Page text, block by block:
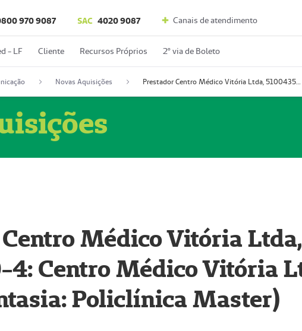
970 9087 SAC 4020 9087 Canais de atendimento
- LF Cliente Recursos Próprios 2º via de Boleto
Novas Aquisições Prestador Centro Médico Vitória Ltda, 51004350-4: Centro Médico Vitória Ltda (Nome Fantasia: Policlínica Master)
Médico Vitória Ltda,
4: Centro Médico Vitória
Policlínica Master)